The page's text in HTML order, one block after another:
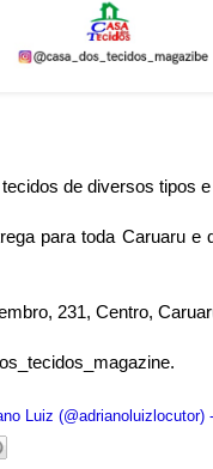
de diversos tipos
para toda Caruaru e
231, Centro,
Luiz (@adrianoluizlocutor)